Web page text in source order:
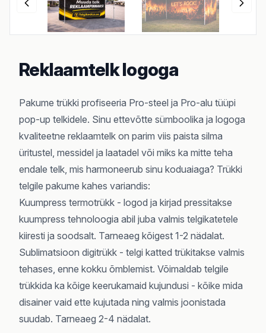
Reklaamtelk logoga
Pakume trükki profiseeria Pro-steel ja Pro-alu tüüpi
pop-up telkidele. Sinu ettevõtte sümboolika ja logoga
kvaliteetne reklaamtelk on parim viis paista silma
üritustel, messidel ja laatadel või miks ka mitte teha
endale telk, mis harmoneerub sinu koduaiaga? Trükki
telgile pakume kahes variandis:
Kuumpress termotrükk - logod ja kirjad pressitakse
kuumpress tehnoloogia abil juba valmis telgikatetele
kiiresti ja soodsalt. Tarneaeg kõigest 1-2 nädalat.
Sublimatsioon digitrükk - telgi katted trükitakse valmis
tehases, enne kokku õmblemist. Võimaldab telgile
trükkida ka kõige keerukamaid kujundusi - kõike mida
disainer vaid ette kujutada ning valmis joonistada
suudab. Tarneaeg 2-4 nädalat.